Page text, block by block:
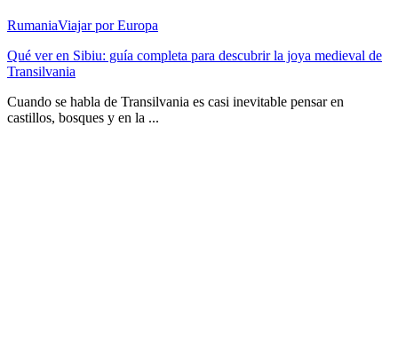
RumaniaViajar por Europa
Qué ver en Sibiu: guía completa para descubrir la joya medieval de
Transilvania
Cuando se habla de Transilvania es casi inevitable pensar en
castillos, bosques y en la ...